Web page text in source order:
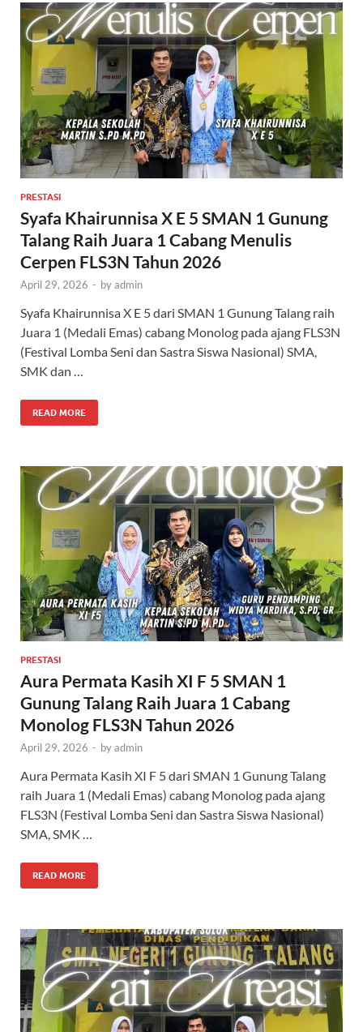
PRESTASI
Syafa Khairunnisa X E 5 SMAN 1 Gunung
Talang Raih Juara 1 Cabang Menulis
Cerpen FLS3N Tahun 2026
April 29, 2026 - byadmin
Syafa Khairunnisa X E 5 dari SMAN 1 Gunung Talang raih
Juara 1 (Medali Emas) cabang Monolog pada ajang FLS3N
(Festival Lomba Seni dan Sastra Siswa Nasional) SMA,
SMK dan …
READ MORE
PRESTASI
Aura Permata Kasih XI F 5 SMAN 1
Gunung Talang Raih Juara 1 Cabang
Monolog FLS3N Tahun 2026
April 29, 2026 - byadmin
Aura Permata Kasih XI F 5 dari SMAN 1 Gunung Talang
raih Juara 1 (Medali Emas) cabang Monolog pada ajang
FLS3N (Festival Lomba Seni dan Sastra Siswa Nasional)
SMA, SMK …
READ MORE